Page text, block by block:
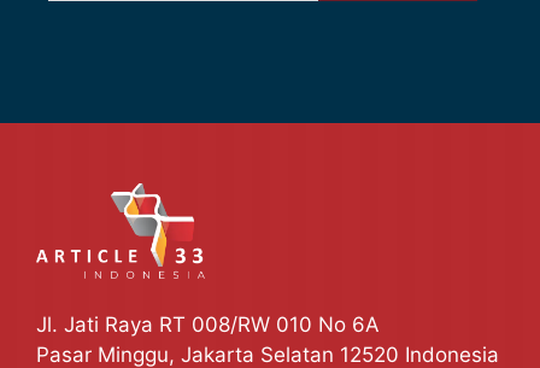
Jl. Jati Raya RT 008/RW 010 No 6A
Pasar Minggu, Jakarta Selatan 12520 Indonesia